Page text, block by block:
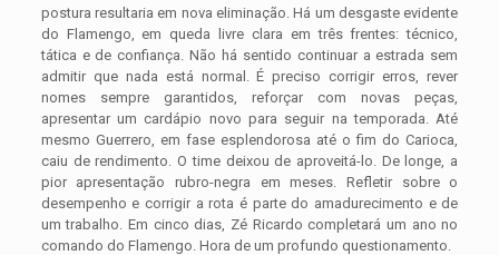
postura resultaria em nova eliminação. Há um desgaste evidente
do Flamengo, em queda livre clara em três frentes: técnico,
tática e de confiança. Não há sentido continuar a estrada sem
admitir que nada está normal. É preciso corrigir erros, rever
nomes sempre garantidos, reforçar com novas peças,
apresentar um cardápio novo para seguir na temporada. Até
mesmo Guerrero, em fase esplendorosa até o fim do Carioca,
caiu de rendimento. O time deixou de aproveitá-lo. De longe, a
pior apresentação rubro-negra em meses. Refletir sobre o
desempenho e corrigir a rota é parte do amadurecimento e de
um trabalho. Em cinco dias, Zé Ricardo completará um ano no
comando do Flamengo. Hora de um profundo questionamento.